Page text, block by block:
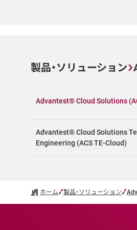
製品・ソリューション
Advantest® Cloud Solutions
Advantest® Cloud Solutions
Engineering (ACS TE-Cloud)
ホーム 製品・ソリューション